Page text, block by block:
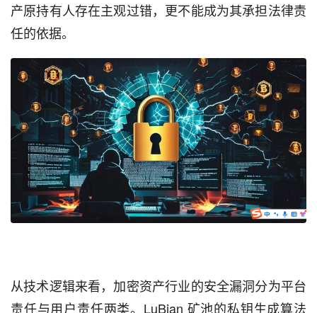
产原持有人存在主观过错，更不能成为其承担法律责
任的依据。
从技术逻辑来看，加密资产行业的安全漏洞分为平台
责任与用户责任两类。LuBian 矿池的私钥生成算法